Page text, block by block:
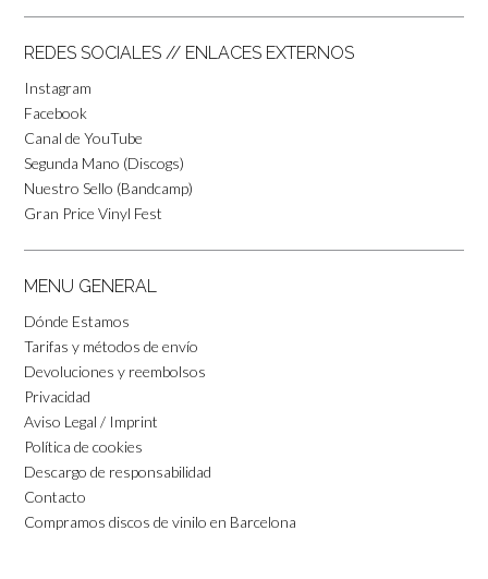
REDES SOCIALES // ENLACES EXTERNOS
Instagram
Facebook
Canal de YouTube
Segunda Mano (Discogs)
Nuestro Sello (Bandcamp)
Gran Price Vinyl Fest
MENU GENERAL
Dónde Estamos
Tarifas y métodos de envío
Devoluciones y reembolsos
Privacidad
Aviso Legal / Imprint
Política de cookies
Descargo de responsabilidad
Contacto
Compramos discos de vinilo en Barcelona